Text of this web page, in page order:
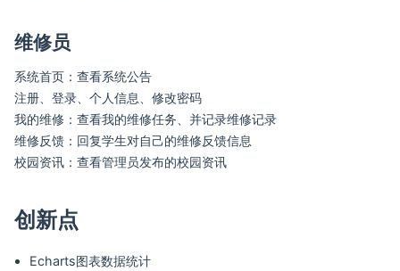
维修员
系统首页：查看系统公告
注册、登录、个人信息、修改密码
我的维修：查看我的维修任务、并记录维修记录
维修反馈：回复学生对自己的维修反馈信息
校园资讯：查看管理员发布的校园资讯
创新点
Echarts图表数据统计